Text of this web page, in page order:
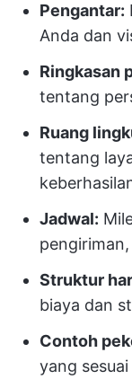
Pengantar:
Anda dan
Ringkasan
tentang
Ruang
tentang
Jadwal:
Struktur
biaya dan
Contoh
yang